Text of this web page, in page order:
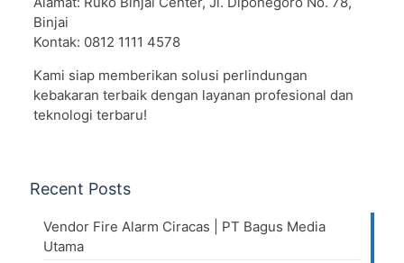
Binjai
Kontak: 0812 1111 4578
Kami siap memberikan solusi perlindungan
kebakaran terbaik dengan layanan profesional dan
teknologi terbaru!
Recent Posts
Vendor Fire Alarm Ciracas | PT Bagus Media
Utama